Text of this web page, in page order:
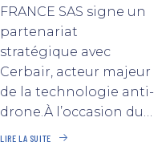
FRANCE SAS signe un
partenariat
stratégique avec
Cerbair, acteur majeur
de la technologie anti-
drone.À l’occasion du…
LIRE LA SUITE